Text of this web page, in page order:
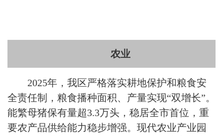
农业
2025年，我区严格落实耕地保护和粮食安
全责任制，粮食播种面积、产量实现“双增长”。
能繁母猪保有量超3.3万头，稳居全市首位，重
要农产品供给能力稳步增强。现代农业产业园